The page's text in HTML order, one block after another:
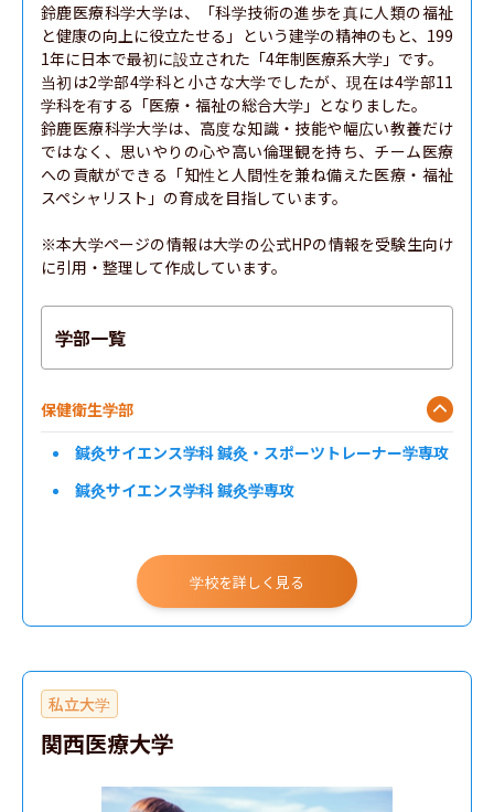
鈴鹿医療科学大学は、「科学技術の進歩を真に人類の福祉
と健康の向上に役立たせる」という建学の精神のもと、199
1年に日本で最初に設立された「4年制医療系大学」です。
当初は2学部4学科と小さな大学でしたが、現在は4学部11
学科を有する「医療・福祉の総合大学」となりました。
鈴鹿医療科学大学は、高度な知識・技能や幅広い教養だけ
ではなく、思いやりの心や高い倫理観を持ち、チーム医療
への貢献ができる「知性と人間性を兼ね備えた医療・福祉
スペシャリスト」の育成を目指しています。
※本大学ページの情報は大学の公式HPの情報を受験生向け
に引用・整理して作成しています。
学部一覧
保健衛生学部
鍼灸サイエンス学科 鍼灸・スポーツトレーナー学専攻
鍼灸サイエンス学科 鍼灸学専攻
学校を詳しく見る
私立大学
関西医療大学